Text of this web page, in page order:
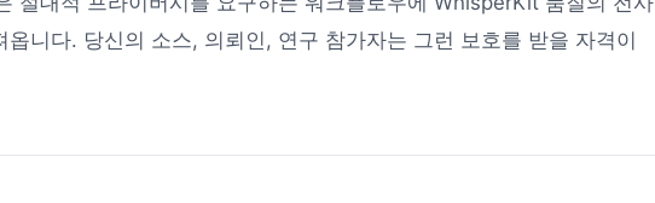
옵니다. 당신의 소스, 의뢰인, 연구 참가자는 그런 보호를 받을 자격이